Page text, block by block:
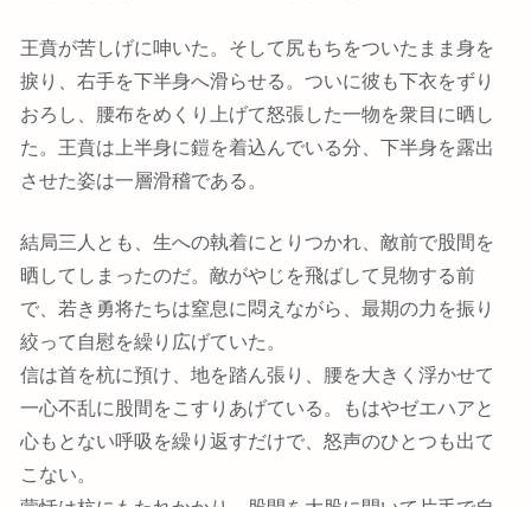
王賁が苦しげに呻いた。そして尻もちをついたまま身を
捩り、右手を下半身へ滑らせる。ついに彼も下衣をずり
おろし、腰布をめくり上げて怒張した一物を衆目に晒し
た。王賁は上半身に鎧を着込んでいる分、下半身を露出
させた姿は一層滑稽である。
結局三人とも、生への執着にとりつかれ、敵前で股間を
晒してしまったのだ。敵がやじを飛ばして見物する前
で、若き勇将たちは窒息に悶えながら、最期の力を振り
絞って自慰を繰り広げていた。
信は首を杭に預け、地を踏ん張り、腰を大きく浮かせて
一心不乱に股間をこすりあげている。もはやゼエハアと
心もとない呼吸を繰り返すだけで、怒声のひとつも出て
こない。